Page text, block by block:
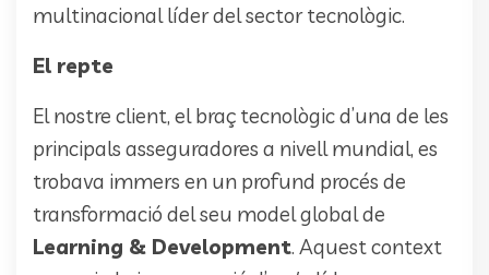
multinacional líder del sector tecnològic.
El repte
El nostre client, el braç tecnològic d’una de les
principals asseguradores a nivell mundial, es
trobava immers en un profund procés de
transformació del seu model global de
Learning & Development. Aquest context